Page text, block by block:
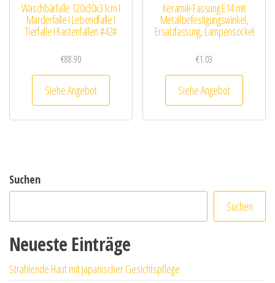
Waschbärfalle 120x30x31cm I
Marderfalle I Lebendfalle I
Tierfalle I Kastenfallen #42#
€88.90
Siehe Angebot
Keramik-Fassung E14 mit
Metallbefestigungswinkel,
Ersatzfassung, Lampensockel
€1.03
Siehe Angebot
Suchen
Suchen
Neueste Einträge
Strahlende Haut mit japanischer Gesichtspflege